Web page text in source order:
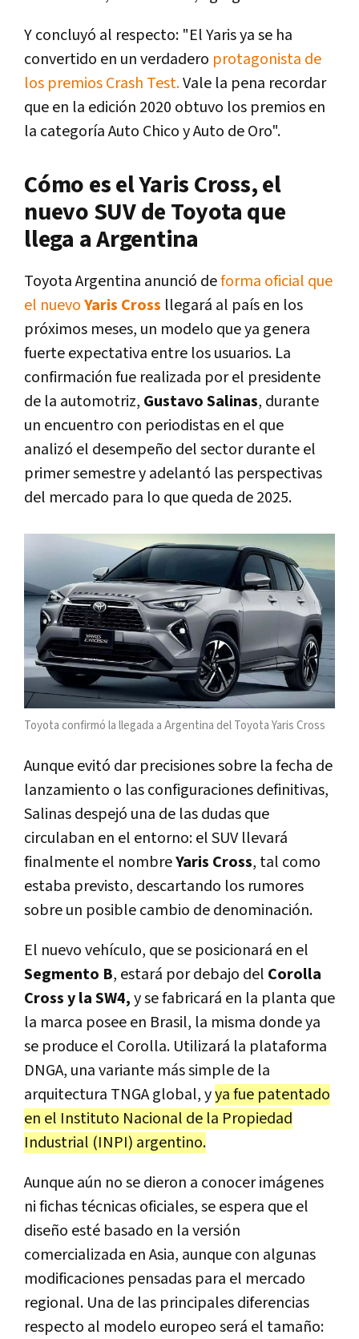
Y concluyó al respecto: "El Yaris ya se ha
convertido en un verdadero protagonista de
los premios Crash Test.Vale la pena recordar
que en la edición 2020 obtuvo los premios en
la categoría Auto Chico y Auto de Oro".
Cómo es el Yaris Cross, el
nuevo SUV de Toyota que
llega a Argentina
Toyota Argentina anunció deforma oficial que
el nuevoYaris Cross llegará al país en los
próximos meses, un modelo que ya genera
fuerte expectativa entre los usuarios. La
confirmación fue realizada por el presidente
de la automotriz, Gustavo Salinas, durante
un encuentro con periodistas en el que
analizó el desempeño del sector durante el
primer semestre y adelantó las perspectivas
del mercado para lo que queda de 2025.
Toyota confirmó la llegada a Argentina del Toyota Yaris Cross
Aunque evitó dar precisiones sobre la fecha de
lanzamiento o las configuraciones definitivas,
Salinas despejó una de las dudas que
circulaban en el entorno: el SUV llevará
finalmente el nombreYaris Cross, tal como
estaba previsto, descartando los rumores
sobre un posible cambio de denominación.
El nuevo vehículo, que se posicionará en el
Segmento B, estará por debajo del Corolla
Cross y la SW4,y se fabricará en la planta que
la marca posee en Brasil, la misma donde ya
se produce el Corolla. Utilizará la plataforma
DNGA, una variante más simple de la
arquitectura TNGA global, yya fue patentado
en el Instituto Nacional de la Propiedad
Industrial (INPI) argentino.
Aunque aún no se dieron a conocer imágenes
ni fichas técnicas oficiales, se espera que el
diseño esté basado en la versión
comercializada en Asia, aunque con algunas
modificaciones pensadas para el mercado
regional. Una de las principales diferencias
respecto al modelo europeo será el tamaño: